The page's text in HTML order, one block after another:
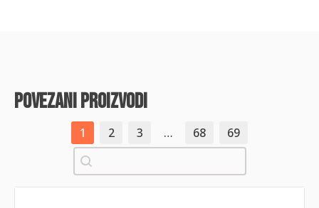
povezani proizvodi
1 2 3 … 68
69
Pretraži